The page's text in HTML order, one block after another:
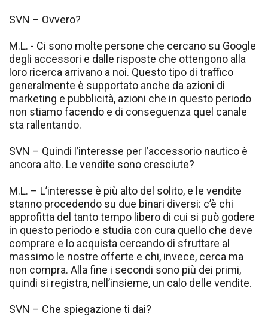
SVN – Ovvero?
M.L. - Ci sono molte persone che cercano su Google
degli accessori e dalle risposte che ottengono alla
loro ricerca arrivano a noi. Questo tipo di traffico
generalmente è supportato anche da azioni di
marketing e pubblicità, azioni che in questo periodo
non stiamo facendo e di conseguenza quel canale
sta rallentando.
SVN – Quindi l’interesse per l’accessorio nautico è
ancora alto. Le vendite sono cresciute?
M.L. – L’interesse è più alto del solito, e le vendite
stanno procedendo su due binari diversi: c’è chi
approfitta del tanto tempo libero di cui si può godere
in questo periodo e studia con cura quello che deve
comprare e lo acquista cercando di sfruttare al
massimo le nostre offerte e chi, invece, cerca ma
non compra. Alla fine i secondi sono più dei primi,
quindi si registra, nell’insieme, un calo delle vendite.
SVN – Che spiegazione ti dai?